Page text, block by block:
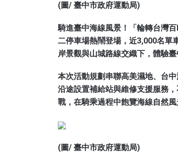
(圖/ 臺中市政府運動局)
騎進臺中海線風景！「輪轉台灣
二停車場熱鬧登場，近3,000名單
岸景觀與山城路線交織下，體驗臺
本次活動規劃串聯高美濕地、台
沿途設置補給站與維修支援服務
戰，在騎乘過程中飽覽海線自然風
(圖/ 臺中市政府運動局)